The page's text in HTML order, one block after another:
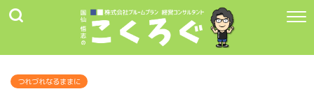
つれづれなるままに